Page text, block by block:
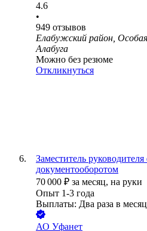
4.6
•
949 отзывов
Елабужский район, Особая
Алабуга
Можно без резюме
Откликнуться
Заместитель
документооборотом
70 000 ₽ за месяц, на руки
Опыт 1-3 года
Выплаты: Два раза в месяц
АО Уфанет